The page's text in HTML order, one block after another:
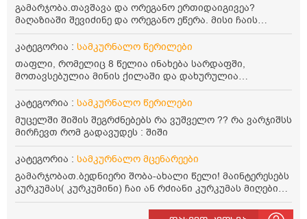
გამარჯობა.თავშავა და ორეგანო ერთიდაიგივეა?
მაღაზიაში შევიძინე და ორეგანო ეწერა. მისი ჩაის
დალევის წესი მაინტერესებს.რისთვის არის კარგი?
წავიკითხე რომ: 1 ჭიქა თბილ წყალში ჩავყაროთ 1 ჩაის
კოვზი დაქუცმაცებული და გამხმარი ორეგანო და
გავაჩეროთ 10-15 წუთი, მივიღოთო ჭამიდან 1-2 საათში.
მიზანი: ანტიოქსიდანტური და ანთების საწინააღმდეგო
თვისება. სწორია ეს ინფორმაცია? უკუჩვენება რა აქვს
და ბრონქულ ასთმას თუ შველის ორეგანოს ჩაი?
კატეგორია : სამკურნალო წერილები
თაფლი, რომელიც 8 წელია ინახება სარდაფში,
მოთავსებულია მინის ქილაში და დახურულია
პლასტმასის სახურავით. ექნება თუ არა შენარჩუნებული
სასარგებლო თვისებები და შეიძლება თუ არა მისი
კატეგორია : სამკურნალო წერილები
მუცელში შიშის შეგრძნებებს რა ვუშველო ?? რა ვარჯიშსს
მირჩევთ რომ გადავუდეს : შიში
კატეგორია : სამკურნალო მცენარეები
გამარჯობათ.ბედნიერი შობა-ახალი წელი! მაინტერესებს
კურკუმას( კურკუმინი) ჩაი ან რძიანი კურკუმას მიღების
წესი. მაინტერესებდა და წავიკითხე ასეთი ინფორმაცია:
კურკუმას გააჩნია ანთების საწინააღმდეგო,